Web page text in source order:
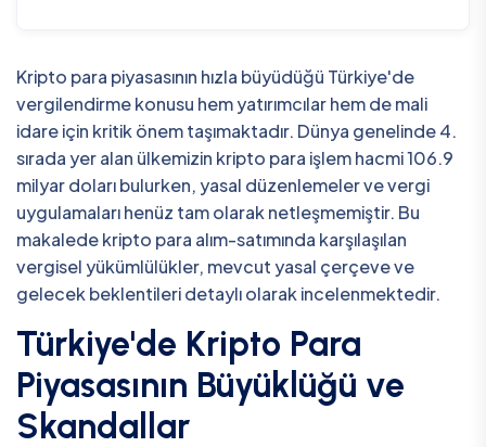
Kripto para piyasasının hızla büyüdüğü Türkiye'de
vergilendirme konusu hem yatırımcılar hem de mali
idare için kritik önem taşımaktadır. Dünya genelinde 4.
sırada yer alan ülkemizin kripto para işlem hacmi 106.9
milyar doları bulurken, yasal düzenlemeler ve vergi
uygulamaları henüz tam olarak netleşmemiştir. Bu
makalede kripto para alım-satımında karşılaşılan
vergisel yükümlülükler, mevcut yasal çerçeve ve
gelecek beklentileri detaylı olarak incelenmektedir.
Türkiye'de Kripto Para
Piyasasının Büyüklüğü ve
Skandallar